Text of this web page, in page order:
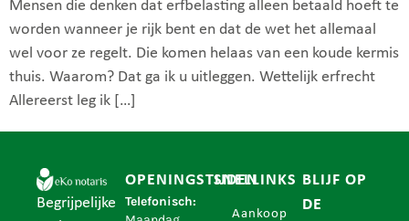
Mensen die denken dat erfbelasting alleen betaald hoeft te
worden wanneer je rijk bent en dat de wet het allemaal
wel voor ze regelt. Die komen helaas van een koude kermis
thuis. Waarom? Dat ga ik u uitleggen. Wettelijk erfrecht
Allereerst leg ik […]
Begrijpelijke
OPENINGSTIJDEN
Telefonisch:
SNELLINKS
Aankoop
BLIJF OP
DE